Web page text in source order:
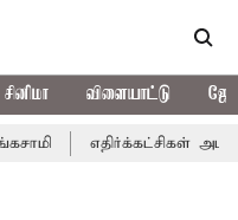
சினிமா விளையாட்டு
எதிர்க்கட்சிகள் அமளி: